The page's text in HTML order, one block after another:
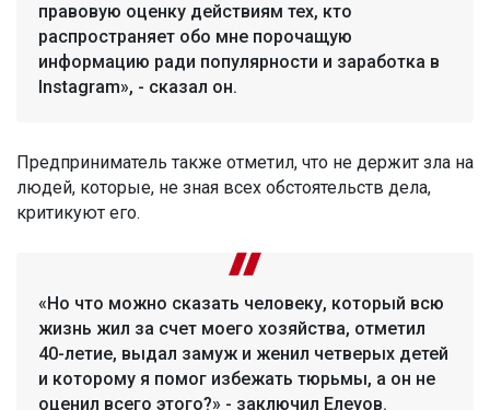
правовую оценку действиям тех, кто
распространяет обо мне порочащую
информацию ради популярности и заработка в
Instagram», - сказал он.
Предприниматель также отметил, что не держит зла на
людей, которые, не зная всех обстоятельств дела,
критикуют его.
«Но что можно сказать человеку, который всю
жизнь жил за счет моего хозяйства, отметил
40-летие, выдал замуж и женил четверых детей
и которому я помог избежать тюрьмы, а он не
оценил всего этого?» - заключил Елеуов.